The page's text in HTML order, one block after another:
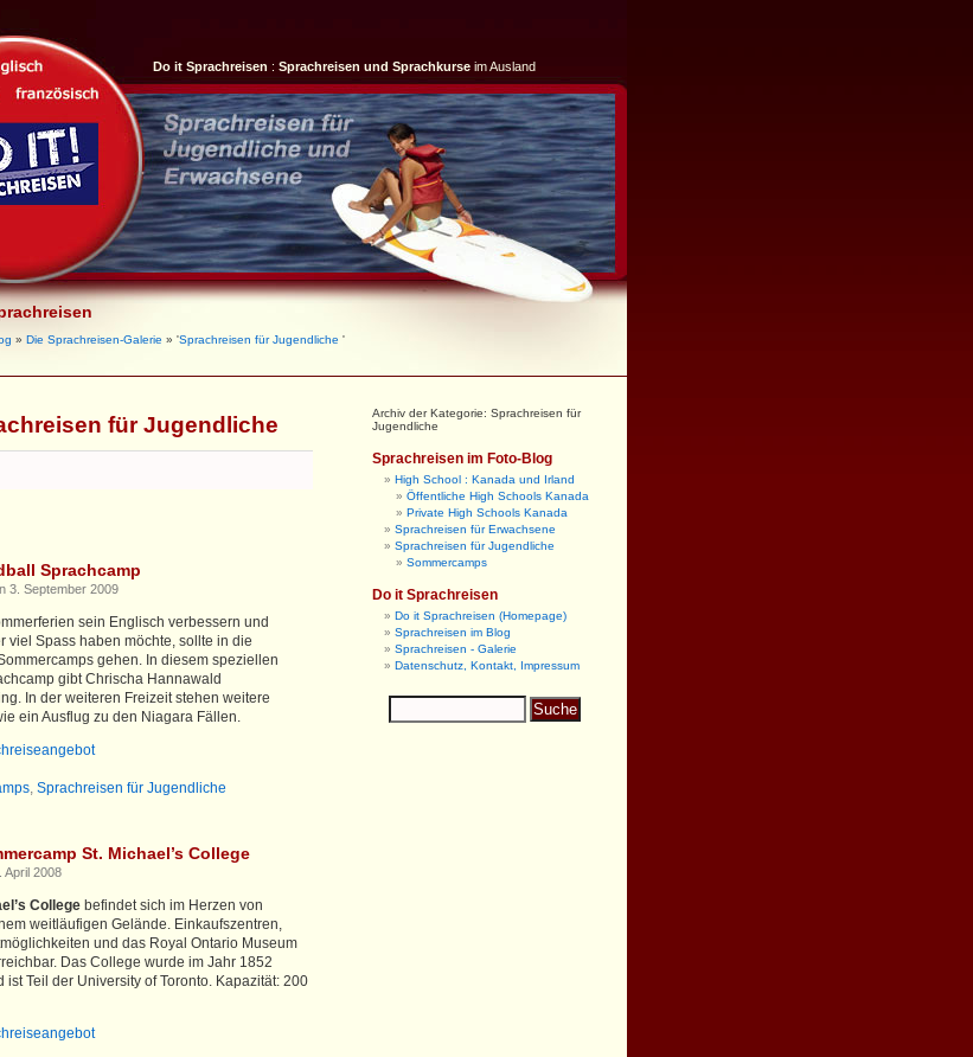
Do it Sprachreisen : Sprachreisen und Sprachkurse im Ausland
» Die Sprachreisen-Galerie » 'Sprachreisen für Jugendliche '
für Jugendliche
Sprachcamp
3. September 2009
sein Englisch verbessern und
viel Spass haben möchte, sollte in die
gehen. In diesem speziellen
gibt Chrischa Hannawald
In der weiteren Freizeit stehen weitere
ein Ausflug zu den Niagara Fällen.
, Sprachreisen für Jugendliche
St. Michael’s College
April 2008
College befindet sich im Herzen von
weitläufigen Gelände. Einkaufszentren,
und das Royal Ontario Museum
Das College wurde im Jahr 1852
ist Teil der University of Toronto. Kapazität: 200
Archiv der Kategorie: Sprachreisen für
Jugendliche
Sprachreisen im Foto-Blog
High School : Kanada und Irland
Öffentliche High Schools Kanada
Private High Schools Kanada
Sprachreisen für Erwachsene
Sprachreisen für Jugendliche
Sommercamps
Do it Sprachreisen
Do it Sprachreisen (Homepage)
Sprachreisen im Blog
Sprachreisen - Galerie
Datenschutz, Kontakt, Impressum